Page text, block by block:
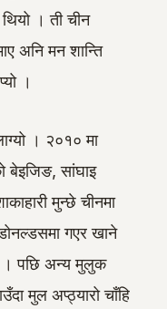
। ती चीन
अनि मन शान्ति
।
। २०१० मा
बेइजिङ, सांघाइ
मुन्छे चीनमा
गएर खाने
। पछि अन्य मुलुक
मुल अप्ठ्यारो चाँहि